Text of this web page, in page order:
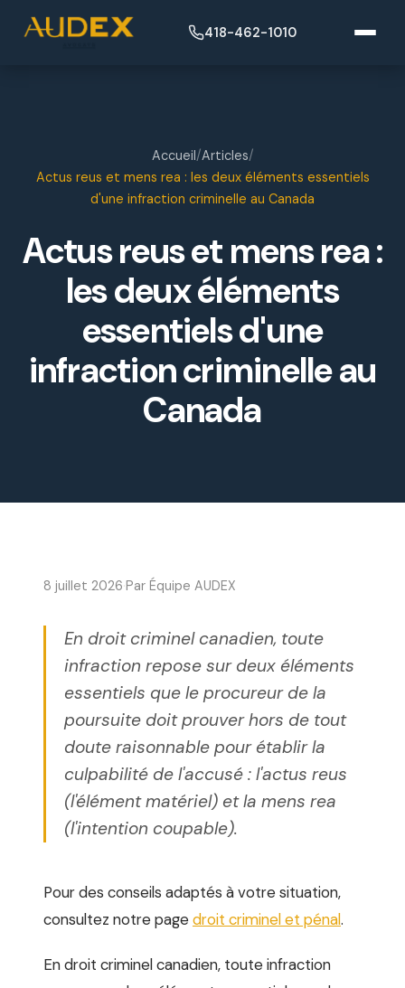
418-462-1010
Accueil/Articles/
Actus reus et mens rea : les deux éléments essentiels
d'une infraction criminelle au Canada
Actus reus et mens rea :
les deux éléments
essentiels d'une
infraction criminelle au
Canada
8 juillet 2026·Par Équipe AUDEX
En droit criminel canadien, toute
infraction repose sur deux éléments
essentiels que le procureur de la
poursuite doit prouver hors de tout
doute raisonnable pour établir la
culpabilité de l'accusé : l'actus reus
(l'élément matériel) et la mens rea
(l'intention coupable).
Pour des conseils adaptés à votre situation,
consultez notre pagedroit criminel et pénal.
En droit criminel canadien, toute infraction